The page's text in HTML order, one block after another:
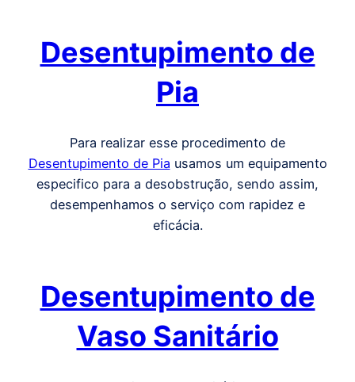
Desentupimento de
Pia
Para realizar esse procedimento de
Desentupimento de Pia usamos um equipamento
especifico para a desobstrução, sendo assim,
desempenhamos o serviço com rapidez e
eficácia.
Desentupimento de
Vaso Sanitário